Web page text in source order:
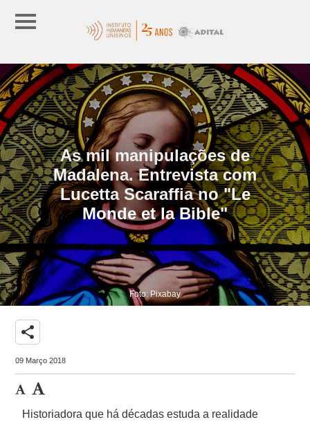
As mil manipulações de
Madalena. Entrevista com
Lucetta Scaraffia no "Le
Monde et la Bible"
Foto: Pixabay
share
09 Março 2018
Historiadora que há décadas estuda a realidade